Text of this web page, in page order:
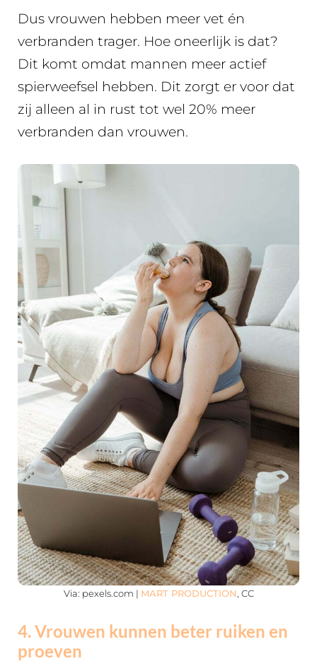
Dus vrouwen hebben meer vet én
verbranden trager. Hoe oneerlijk is dat?
Dit komt omdat mannen meer actief
spierweefsel hebben. Dit zorgt er voor dat
zij alleen al in rust tot wel 20% meer
verbranden dan vrouwen.
Via: pexels.com | MART PRODUCTION, CC
4. Vrouwen kunnen beter ruiken en
proeven